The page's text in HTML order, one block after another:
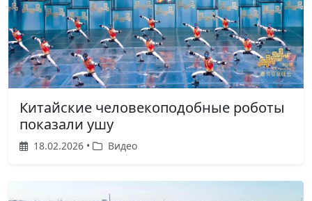
Китайские человекоподобные роботы
показали ушу
18.02.2026 • Видео